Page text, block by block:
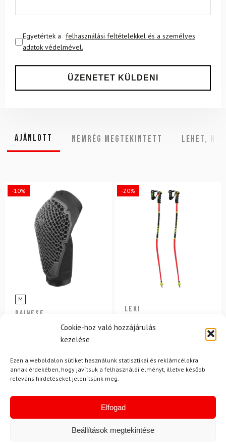
Cookie-hoz való hozzájárulás
kezelése
Ezen a weboldalon sütiket használunk statisztikai és reklámcélokra
annak érdekében, hogy javítsuk a felhasználói élményt, illetve később
releváns hirdetéseket jelenítsünk meg.
Elfogad
Beállítások megtekintése
Egyetértek a felhasználási feltételekkel és a személyes
adatok védelmével.
Ajánlott NEMRÉG MEGTEKINTETT Lehet,
-10%
M
DAINESE
Könyökvédő DAINESE Pro
31 200 Ft 28 040 Ft
Raktáron
-20%
LEKI
3D Junior Red
37 050 Ft 29 620 Ft
Raktáron
-12%